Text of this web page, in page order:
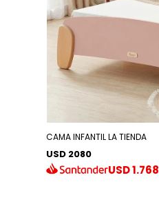
CAMA INFANTIL LA TIENDA
USD 2080
USD1.768